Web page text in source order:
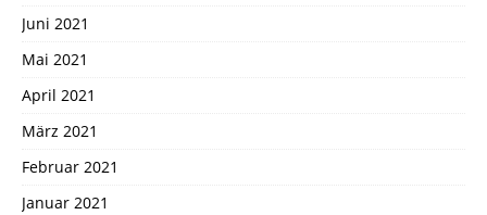
Juni 2021
Mai 2021
April 2021
März 2021
Februar 2021
Januar 2021